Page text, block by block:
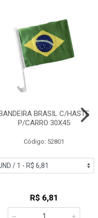
BRASIL C/HASTE
P/CARRO 30X45
Código: 52801
R$ 6,81